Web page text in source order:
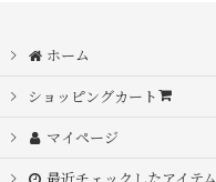
並び順:
ホーム
ショッピングカート
マイページ
最近チェックしたアイテム